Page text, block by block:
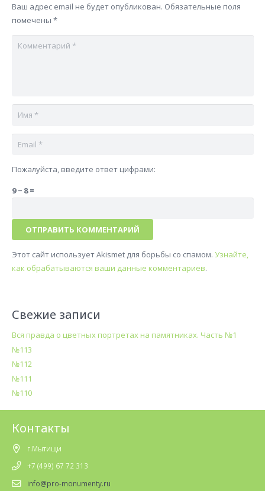
Ваш адрес email не будет опубликован. Обязательные поля
помечены *
Пожалуйста, введите ответ цифрами:
9 − 8 =
ОТПРАВИТЬ КОММЕНТАРИЙ
Этот сайт использует Akismet для борьбы со спамом. Узнайте,
как обрабатываются ваши данные комментариев.
Свежие записи
Вся правда о цветных портретах на памятниках. Часть №1
№113
№112
№111
№110
Контакты
г.Мытищи
+7 (499) 67 72 313
info@pro-monumenty.ru